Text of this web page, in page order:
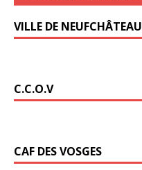
VILLE DE NEUFCHÂTEAU
C.C.O.V
CAF DES VOSGES